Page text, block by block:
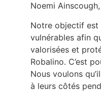
Noemi
Notre objectif est
vulnérables afin
valorisées et
Robalino. C’est
Nous voulons
à leurs côtés